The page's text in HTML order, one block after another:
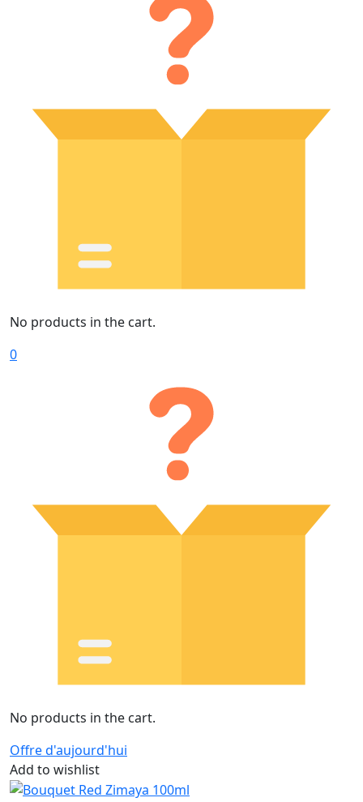
No products in the cart.
0
No products in the cart.
Offre d'aujourd'hui
Add to wishlist